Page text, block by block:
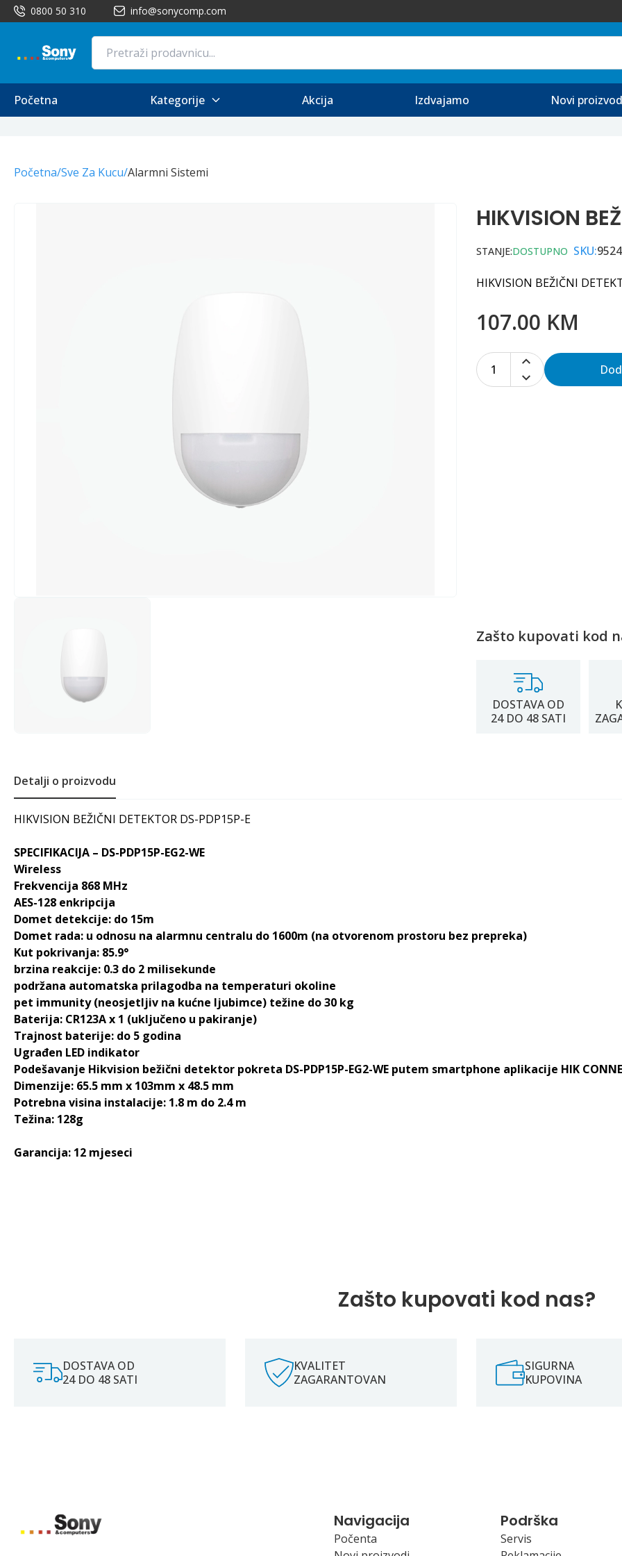
0800 50 310 info@sonycomp.com
Početna Kategorije Akcija Izdvajamo Novi
Početna/Sve Za Kucu/Alarmni Sistemi
HIKVISION
STANJE:DOSTUPNO SKU:9524
HIKVISION BEŽIČNI
107.00 KM
1
Zašto kupovati kod
DOSTAVA OD
24 DO 48 SATI
Detalji o proizvodu
HIKVISION BEŽIČNI DETEKTOR DS-PDP15P-E
SPECIFIKACIJA – DS-PDP15P-EG2-WE
Wireless
Frekvencija 868 MHz
AES-128 enkripcija
Domet detekcije: do 15m
Domet rada: u odnosu na alarmnu centralu do 1600m (na otvorenom prostoru bez prepreka)
Kut pokrivanja: 85.9°
brzina reakcije: 0.3 do 2 milisekunde
podržana automatska prilagodba na temperaturi okoline
pet immunity (neosjetljiv na kućne ljubimce) težine do 30 kg
Baterija: CR123A x 1 (uključeno u pakiranje)
Trajnost baterije: do 5 godina
Ugrađen LED indikator
Podešavanje Hikvision bežični detektor pokreta DS-PDP15P-EG2-WE putem smartphone aplikacije HIK
Dimenzije: 65.5 mm x 103mm x 48.5 mm
Potrebna visina instalacije: 1.8 m do 2.4 m
Težina: 128g
Garancija: 12 mjeseci
Zašto kupovati kod nas?
DOSTAVA OD
24 DO 48 SATI
KVALITET
ZAGARANTOVAN
SIGURNA
KUPOVINA
Navigacija
Počenta
Podrška
Servis